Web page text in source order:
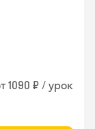
1090 ₽ / урок